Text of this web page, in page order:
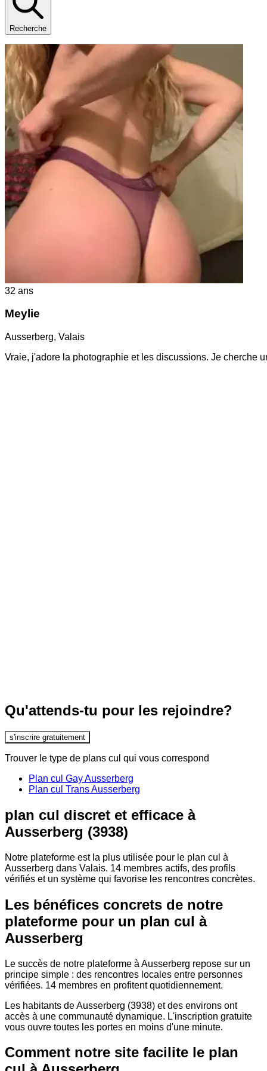
Recherche
32 ans
Meylie
Ausserberg, Valais
Vraie, j'adore la photographie et les discussions. Je cherche
Qu'attends-tu pour les rejoindre?
s'inscrire gratuitement
Trouver le type de plans cul qui vous correspond
Plan cul Gay Ausserberg
Plan cul Trans Ausserberg
plan cul discret et efficace à
Ausserberg (3938)
Notre plateforme est la plus utilisée pour le plan cul à
Ausserberg dans Valais. 14 membres actifs, des profils
vérifiés et un système qui favorise les rencontres concrètes.
Les bénéfices concrets de notre
plateforme pour un plan cul à
Ausserberg
Le succès de notre plateforme à Ausserberg repose sur un
principe simple : des rencontres locales entre personnes
vérifiées. 14 membres en profitent quotidiennement.
Les habitants de Ausserberg (3938) et des environs ont
accès à une communauté dynamique. L'inscription gratuite
vous ouvre toutes les portes en moins d'une minute.
Comment notre site facilite le plan